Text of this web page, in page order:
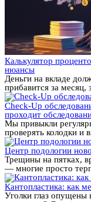
Калькулятор
нюансы
Деньги на вкладе
прибавится за
Check-Up
проходит
Мы привыкли
проверять колодки и
Центр подологии
Трещины на пятках,
— многие просто
Кантопластика: как
Уголки глаз опущены